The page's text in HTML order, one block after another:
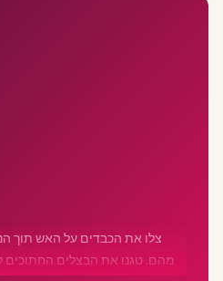
צלו את הכבדים על האש תוך
מהם. טגנו את הבצלים החתוכים